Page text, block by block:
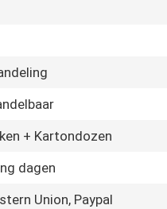
+ Kartondozen
dagen
Union, Paypal